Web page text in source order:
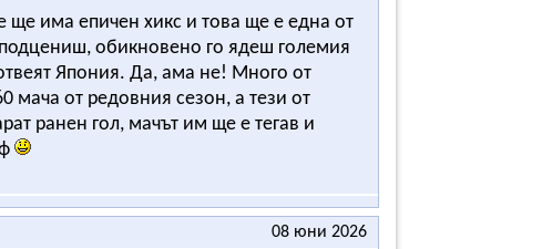
ще има епичен хикс и това ще е една от
обикновено го ядеш големия
Япония. Да, ама не! Много от
мача от редовния сезон, а тези от
ранен гол, мачът им ще е тегав и
08 юни 2026